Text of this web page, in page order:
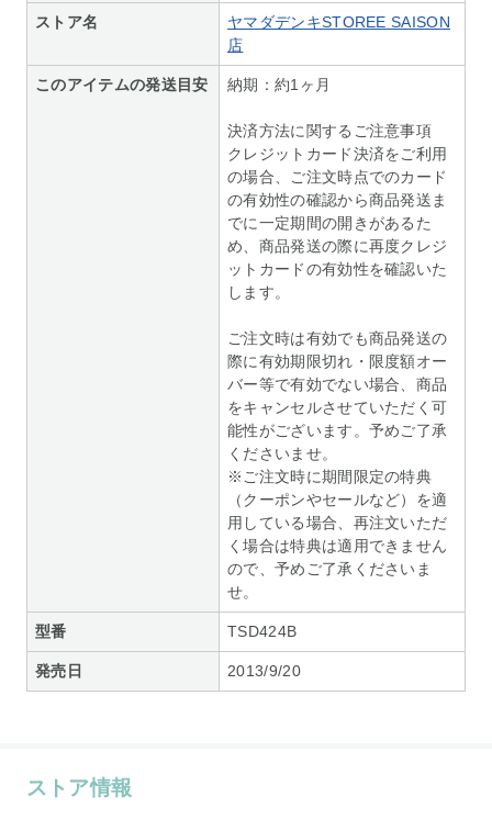
ストア名
ヤマダデンキSTOREE SAISON
店
このアイテムの発送目安 納期：約1ヶ月
決済方法に関するご注意事項
クレジットカード決済をご利用
の場合、ご注文時点でのカード
の有効性の確認から商品発送ま
でに一定期間の開きがあるた
め、商品発送の際に再度クレジ
ットカードの有効性を確認いた
します。
ご注文時は有効でも商品発送の
際に有効期限切れ・限度額オー
バー等で有効でない場合、商品
をキャンセルさせていただく可
能性がございます。予めご了承
くださいませ。
※ご注文時に期間限定の特典
（クーポンやセールなど）を適
用している場合、再注文いただ
く場合は特典は適用できません
ので、予めご了承くださいま
せ。
型番 TSD424B
発売日 2013/9/20
ストア情報